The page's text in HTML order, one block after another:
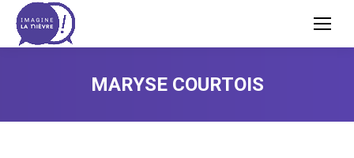
MARYSE COURTOIS